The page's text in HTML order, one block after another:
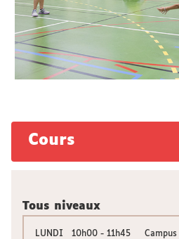
Cours
Tous niveaux
LUNDI 10h00 - 11h45